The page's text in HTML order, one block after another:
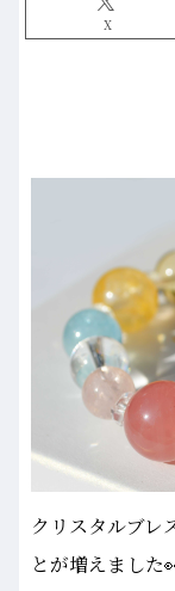
X
クリスタルブレ
とが増えました